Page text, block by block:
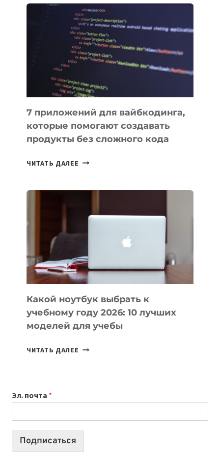
ПОЛЕЗНЫХ
ИНСТРУМЕНТОВ
ДЛЯ
РАБОТЫ
7 приложений для вайбкодинга,
которые помогают создавать
продукты без сложного кода
ЧИТАТЬ ДАЛЕЕ 7
ПОМОГАЮТ
СОЗДАВАТЬ
БЕЗ
СЛОЖНОГО
КОДА
Какой ноутбук выбрать к
учебному году 2026: 10 лучших
моделей для учебы
ЧИТАТЬ ДАЛЕЕ КАКОЙ
2026:
10
Эл. почта *
Подписаться